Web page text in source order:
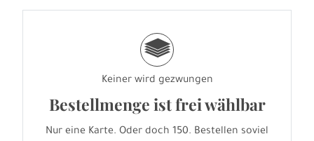
g
Keiner wird gezwungen
Bestellmenge ist frei wählbar
Nur eine Karte. Oder doch 150. Bestellen soviel